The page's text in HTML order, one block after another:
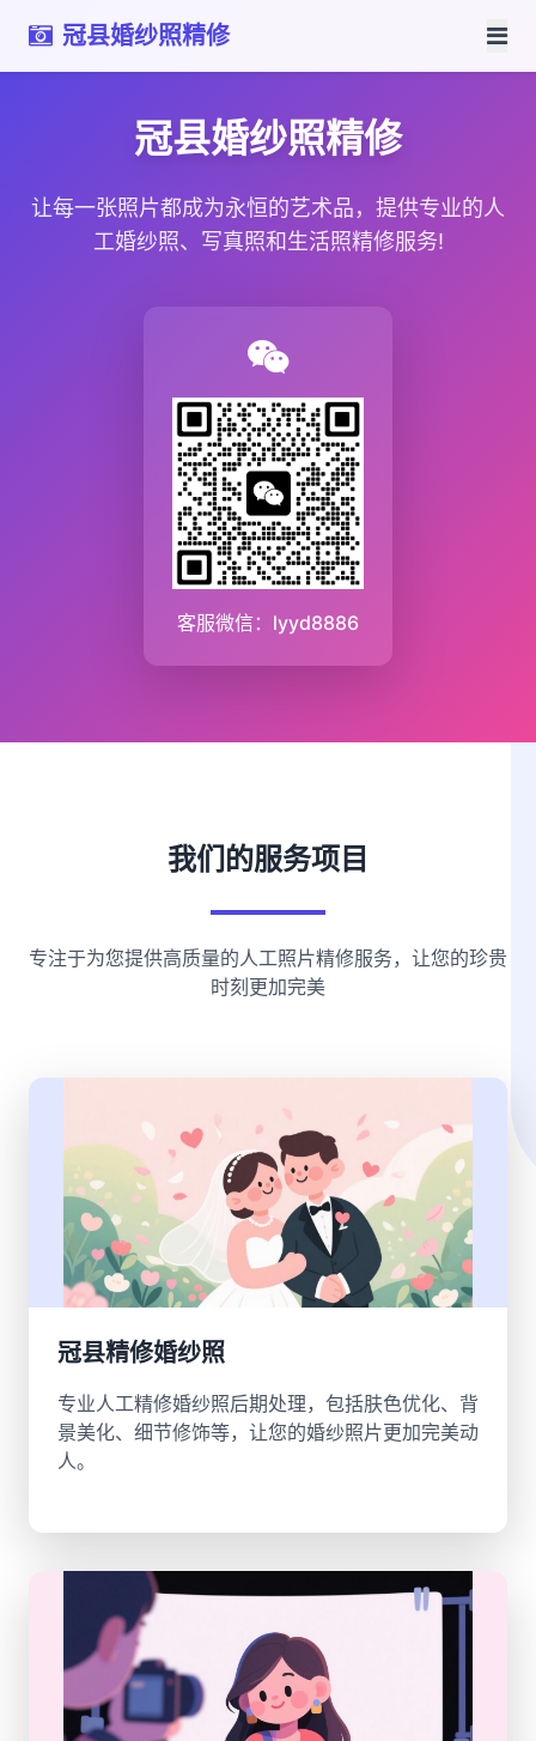
冠县婚纱照精修
冠县婚纱照精修
让每一张照片都成为永恒的艺术品，提供专业的人
工婚纱照、写真照和生活照精修服务!
客服微信：lyyd8886
我们的服务项目
专注于为您提供高质量的人工照片精修服务，让您的珍贵
时刻更加完美
冠县精修婚纱照
专业人工精修婚纱照后期处理，包括肤色优化、背
景美化、细节修饰等，让您的婚纱照片更加完美动
人。